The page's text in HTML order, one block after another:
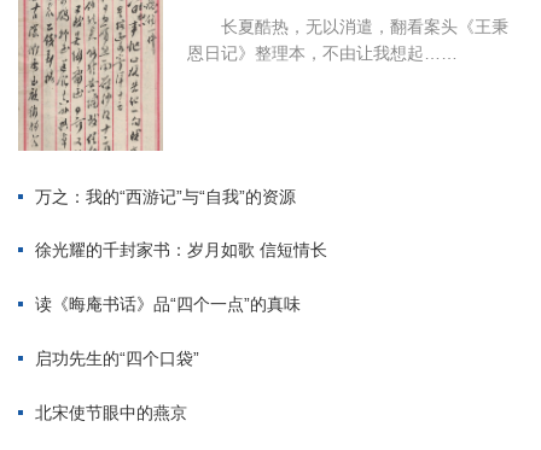
长夏酷热，无以消遣，翻看案头《王秉
恩日记》整理本，不由让我想起……
万之：我的“西游记”与“自我”的资源
徐光耀的千封家书：岁月如歌 信短情长
读《晦庵书话》品“四个一点”的真味
启功先生的“四个口袋”
北宋使节眼中的燕京